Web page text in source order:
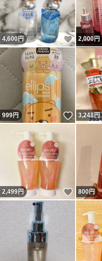
4,600円 いいね
2,000円
999円 いいね
3,248円
2,499円 いいね
800円